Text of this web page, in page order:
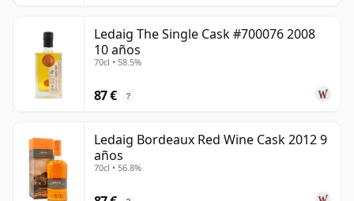
Ledaig The Single Cask #700076 2008
10 años
70cl • 58.5%
87 € ?
Ledaig Bordeaux Red Wine Cask 2012 9
años
70cl • 56.8%